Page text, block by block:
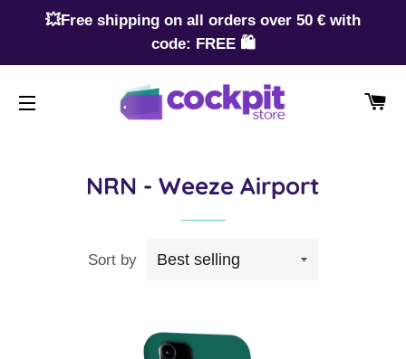
💥Free shipping on all orders over 50 € with
code: FREE 🛍️
NRN - Weeze Airport
Sort by